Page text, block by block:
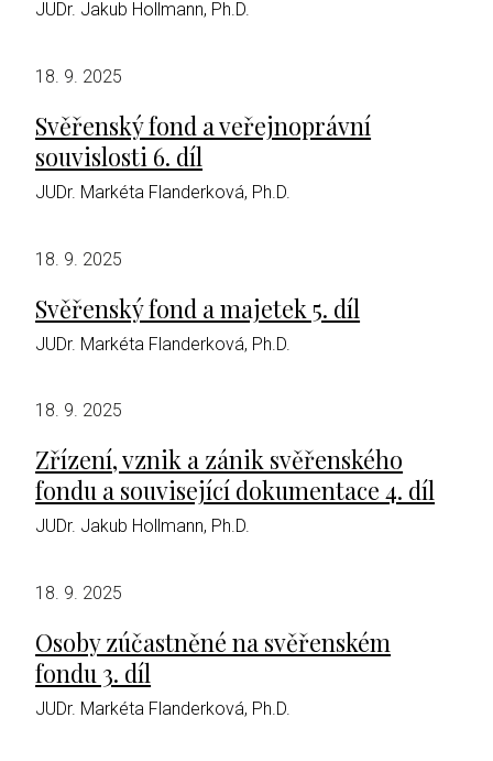
JUDr. Jakub Hollmann, Ph.D.
18. 9. 2025
Svěřenský fond a veřejnoprávní
souvislosti 6. díl
JUDr. Markéta Flanderková, Ph.D.
18. 9. 2025
Svěřenský fond a majetek 5. díl
JUDr. Markéta Flanderková, Ph.D.
18. 9. 2025
Zřízení, vznik a zánik svěřenského
fondu a související dokumentace 4. díl
JUDr. Jakub Hollmann, Ph.D.
18. 9. 2025
Osoby zúčastněné na svěřenském
fondu 3. díl
JUDr. Markéta Flanderková, Ph.D.